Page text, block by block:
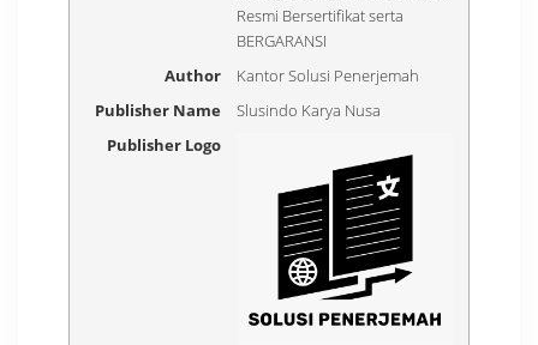
Resmi Bersertifikat serta
BERGARANSI
Author
Kantor Solusi Penerjemah
Publisher Name
Slusindo Karya Nusa
Publisher Logo